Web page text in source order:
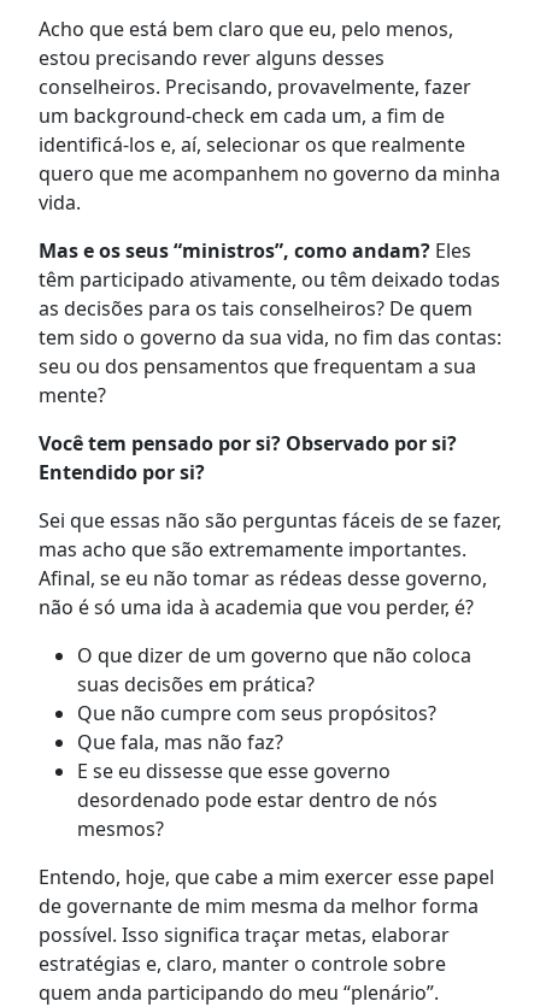
Acho que está bem claro que eu, pelo menos,
estou precisando rever alguns desses
conselheiros. Precisando, provavelmente, fazer
um background-check em cada um, a fim de
identificá-los e, aí, selecionar os que realmente
quero que me acompanhem no governo da minha
vida.
Mas e os seus “ministros”, como andam? Eles
têm participado ativamente, ou têm deixado todas
as decisões para os tais conselheiros? De quem
tem sido o governo da sua vida, no fim das contas:
seu ou dos pensamentos que frequentam a sua
mente?
Você tem pensado por si? Observado por si?
Entendido por si?
Sei que essas não são perguntas fáceis de se fazer,
mas acho que são extremamente importantes.
Afinal, se eu não tomar as rédeas desse governo,
não é só uma ida à academia que vou perder, é?
O que dizer de um governo que não coloca
suas decisões em prática?
Que não cumpre com seus propósitos?
Que fala, mas não faz?
E se eu dissesse que esse governo
desordenado pode estar dentro de nós
mesmos?
Entendo, hoje, que cabe a mim exercer esse papel
de governante de mim mesma da melhor forma
possível. Isso significa traçar metas, elaborar
estratégias e, claro, manter o controle sobre
quem anda participando do meu “plenário”.